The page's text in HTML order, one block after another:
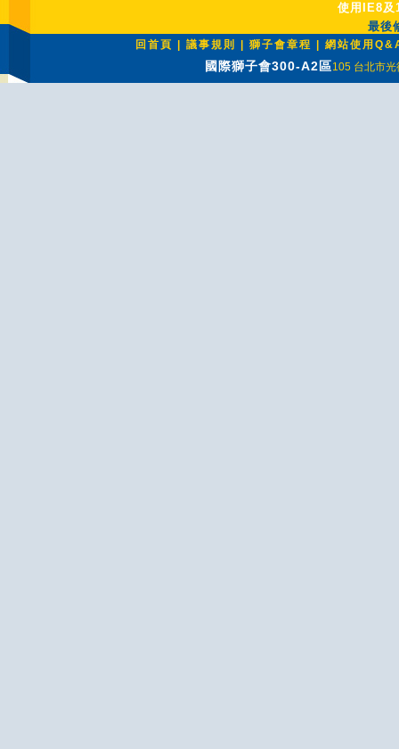
使用IE8及
最後
回首頁 議事規則 獅子會章程 網站使用
國際獅子會300-A2區105 台北市